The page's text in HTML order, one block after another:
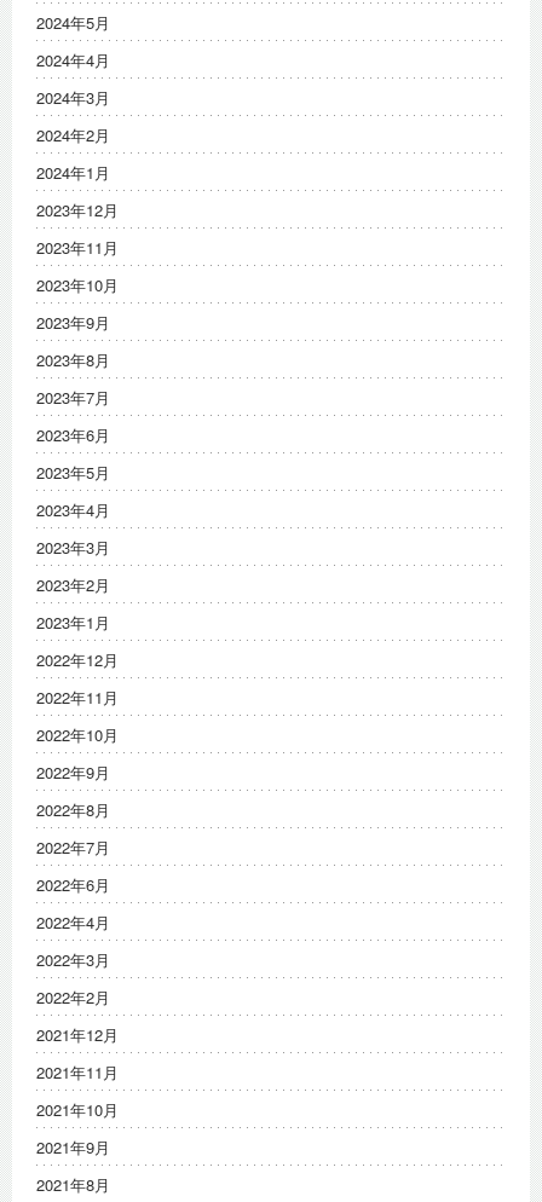
2024年5月
2024年4月
2024年3月
2024年2月
2024年1月
2023年12月
2023年11月
2023年10月
2023年9月
2023年8月
2023年7月
2023年6月
2023年5月
2023年4月
2023年3月
2023年2月
2023年1月
2022年12月
2022年11月
2022年10月
2022年9月
2022年8月
2022年7月
2022年6月
2022年4月
2022年3月
2022年2月
2021年12月
2021年11月
2021年10月
2021年9月
2021年8月